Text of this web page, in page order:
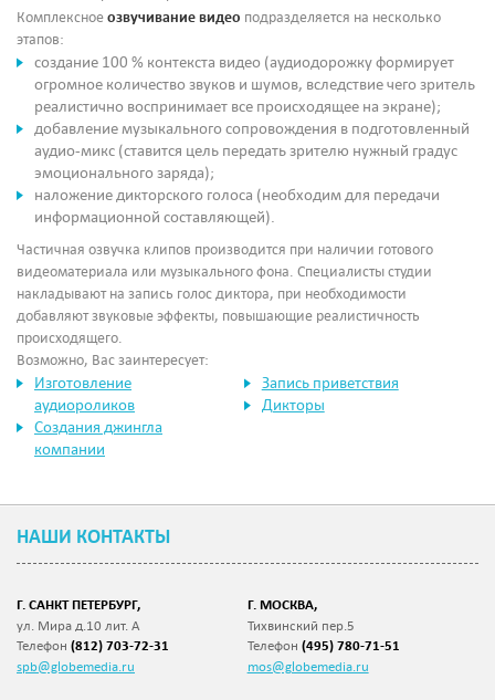
Комплексноеозвучивание видео подразделяется на несколько
этапов:
создание 100 % контекста видео (аудиодорожку формирует
огромное количество звуков и шумов, вследствие чего зритель
реалистично воспринимает все происходящее на экране);
добавление музыкального сопровождения в подготовленный
аудио-микс (ставится цель передать зрителю нужный градус
эмоционального заряда);
наложение дикторского голоса (необходим для передачи
информационной составляющей).
Частичная озвучка клипов производится при наличии готового
видеоматериала или музыкального фона. Специалисты студии
накладывают на запись голос диктора, при необходимости
добавляют звуковые эффекты, повышающие реалистичность
происходящего.
Возможно, Вас заинтересует:
Изготовление
аудиороликов
Создания джингла
компании
Запись приветствия
Дикторы
НАШИ КОНТАКТЫ
Г. САНКТ ПЕТЕРБУРГ,
ул. Мира д.10 лит. А
Телефон (812) 703-72-31
spb@globemedia.ru
Г. МОСКВА,
Тихвинский пер.5
Телефон (495) 780-71-51
mos@globemedia.ru